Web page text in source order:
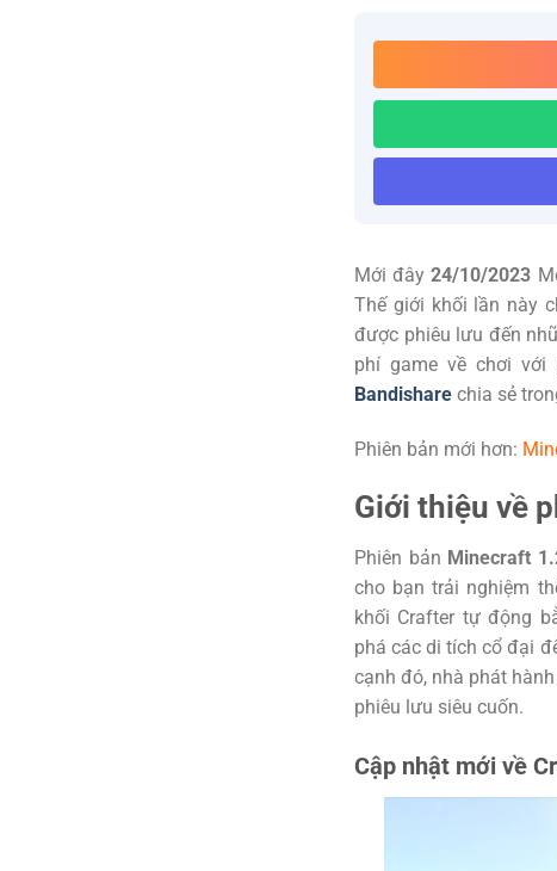
Mới đây24/10/2023
Thế giới khối lần này
được phiêu lưu đến
phí game về chơi với
Bandishare chia sẻ
Phiên bản mới hơn:
Giới thiệu về
Phiên bản Minecraft
cho bạn trải nghiệm
khối Crafter tự động
phá các di tích cổ đại
cạnh đó, nhà phát
phiêu lưu siêu cuốn.
Cập nhật mới về